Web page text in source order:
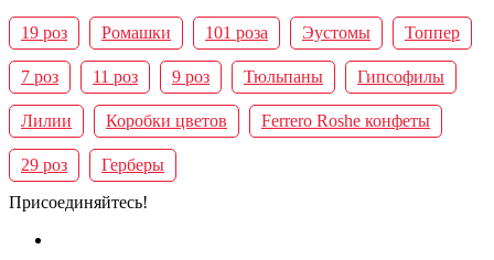
19 роз Ромашки 101 роза Эустомы Топпер
7 роз 11 роз 9 роз Тюльпаны Гипсофилы
Лилии Коробки цветов Ferrero Roshe конфеты
29 роз
Герберы
Присоединяйтесь!